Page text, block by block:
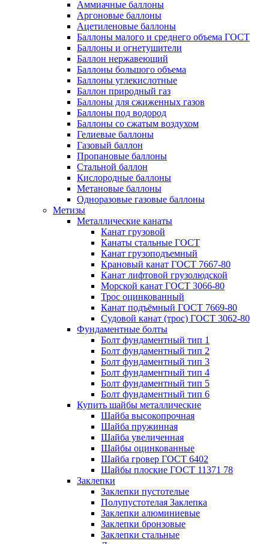
Аммиачные баллоны
Аргоновые баллоны
Ацетиленовые баллоны
Баллоны малого и среднего объема ГОСТ
Баллоны и огнетушители
Баллон нержавеющий
Баллоны большого объема
Баллоны углекислотные
Баллон природный газ
Баллоны для сжиженных газов
Баллоны под водород
Баллоны со сжатым воздухом
Гелиевые баллоны
Газовый баллон
Пропановые баллоны
Стальной баллон
Кислородные баллоны
Метановые баллоны
Одноразовые газовые баллоны
Метизы
Металлические канаты
Канат грузовой
Канаты стальные ГОСТ
Канат грузоподъемный
Крановый канат ГОСТ 7667-80
Канат лифтовой грузолюдской
Морской канат ГОСТ 3066-80
Трос оцинкованный
Канат подъёмный ГОСТ 7669-80
Судовой канат (трос) ГОСТ 3062-80
Фундаментные болты
Болт фундаментный тип 1
Болт фундаментный тип 2
Болт фундаментный тип 3
Болт фундаментный тип 4
Болт фундаментный тип 5
Болт фундаментный тип 6
Купить шайбы металлические
Шайба высокопрочная
Шайба пружинная
Шайба увеличенная
Шайбы оцинкованные
Шайба гровер ГОСТ 6402
Шайбы плоские ГОСТ 11371 78
Заклепки
Заклепки пустотелые
Полупустотелая Заклепка
Заклепки алюминиевые
Заклепки бронзовые
Заклепки стальные